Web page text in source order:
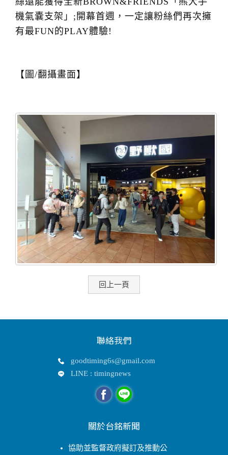
機氣嚢支架」;開幕首週，一定讓粉絲們再次擁
有最FUN的PLAY體驗!
【圖/翻攝畫面】
回上一頁
聯絡我們
goodtiming6s@gmail.com
LINE : timingnews
關於台銘新聞
協助並監督政府擬訂及推動公